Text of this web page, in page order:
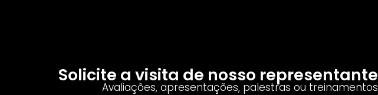
Solicite a visita de nosso representante
Avaliações, apresentações, palestras ou treinamentos